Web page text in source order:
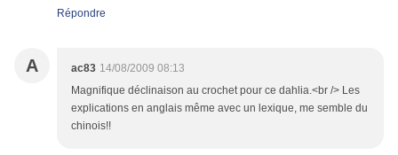
Répondre
A ac83 14/08/2009 08:13
Magnifique déclinaison au crochet pour ce dahlia.<br /> Les
explications en anglais même avec un lexique, me semble du
chinois!!